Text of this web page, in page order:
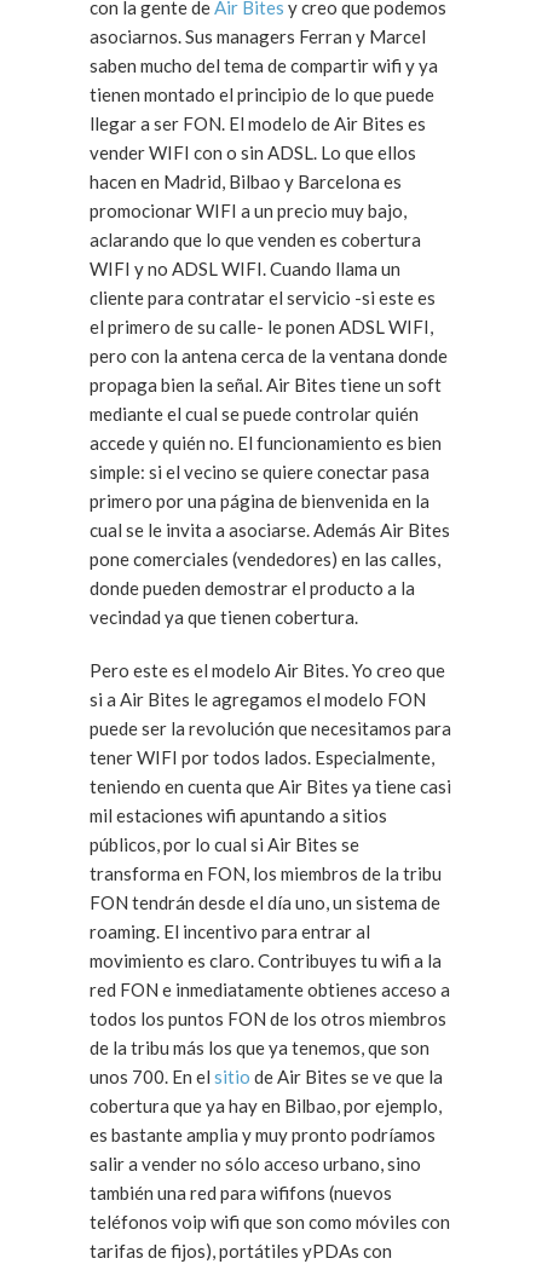
con la gente deAir Bites y creo que podemos
asociarnos. Sus managers Ferran y Marcel
saben mucho del tema de compartir wifi y ya
tienen montado el principio de lo que puede
llegar a ser FON. El modelo de Air Bites es
vender WIFI con o sin ADSL. Lo que ellos
hacen en Madrid, Bilbao y Barcelona es
promocionar WIFI a un precio muy bajo,
aclarando que lo que venden es cobertura
WIFI y no ADSL WIFI. Cuando llama un
cliente para contratar el servicio -si este es
el primero de su calle- le ponen ADSL WIFI,
pero con la antena cerca de la ventana donde
propaga bien la señal. Air Bites tiene un soft
mediante el cual se puede controlar quién
accede y quién no. El funcionamiento es bien
simple: si el vecino se quiere conectar pasa
primero por una página de bienvenida en la
cual se le invita a asociarse. Además Air Bites
pone comerciales (vendedores) en las calles,
donde pueden demostrar el producto a la
vecindad ya que tienen cobertura.
Pero este es el modelo Air Bites. Yo creo que
si a Air Bites le agregamos el modelo FON
puede ser la revolución que necesitamos para
tener WIFI por todos lados. Especialmente,
teniendo en cuenta que Air Bites ya tiene casi
mil estaciones wifi apuntando a sitios
públicos, por lo cual si Air Bites se
transforma en FON, los miembros de la tribu
FON tendrán desde el día uno, un sistema de
roaming. El incentivo para entrar al
movimiento es claro. Contribuyes tu wifi a la
red FON e inmediatamente obtienes acceso a
todos los puntos FON de los otros miembros
de la tribu más los que ya tenemos, que son
unos 700. En el sitio de Air Bites se ve que la
cobertura que ya hay en Bilbao, por ejemplo,
es bastante amplia y muy pronto podríamos
salir a vender no sólo acceso urbano, sino
también una red para wififons (nuevos
teléfonos voip wifi que son como móviles con
tarifas de fijos), portátiles yPDAs con